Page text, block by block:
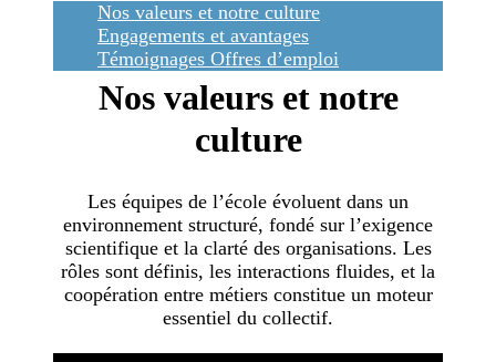
Nos valeurs et notre culture
Engagements et avantages
Témoignages Offres d’emploi
Nos valeurs et notre
culture
Les équipes de l’école évoluent dans un
environnement structuré, fondé sur l’exigence
scientifique et la clarté des organisations. Les
rôles sont définis, les interactions fluides, et la
coopération entre métiers constitue un moteur
essentiel du collectif.